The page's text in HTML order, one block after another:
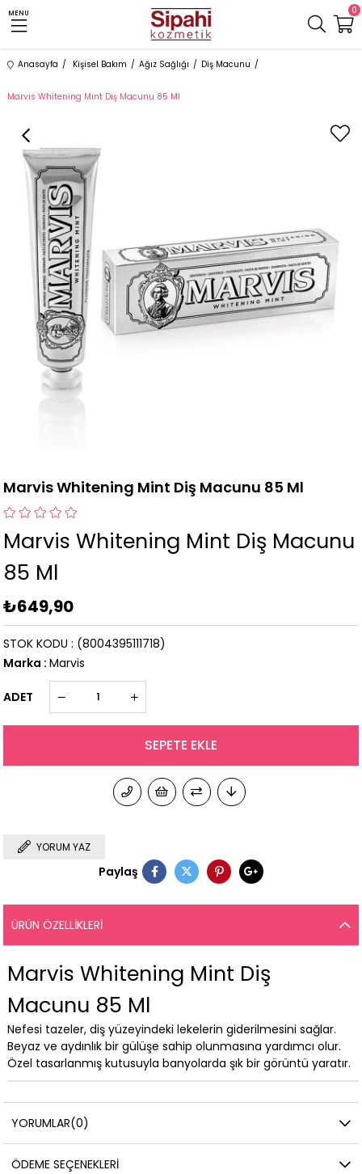
MENU 0
Anasayfa Kişisel Bakım Ağız Sağlığı Diş Macunu
Marvis Whitening Mint Diş Macunu 85 Ml
Marvis Whitening Mint Diş Macunu 85 Ml
Marvis Whitening Mint Diş Macunu
85 Ml
₺649,90
STOK KODU
(8004395111718)
Marka : Marvis
ADET
YORUM YAZ
Paylaş
ÜRÜN ÖZELLIKLERI
Marvis Whitening Mint Diş
Macunu 85 Ml
Nefesi tazeler, diş yüzeyindeki lekelerin giderilmesini sağlar.
Beyaz ve aydınlık bir gülüşe sahip olunmasına yardımcı olur.
Özel tasarlanmış kutusuyla banyolarda şık bir görüntü yaratır.
YORUMLAR(0)
ÖDEME SEÇENEKLERI